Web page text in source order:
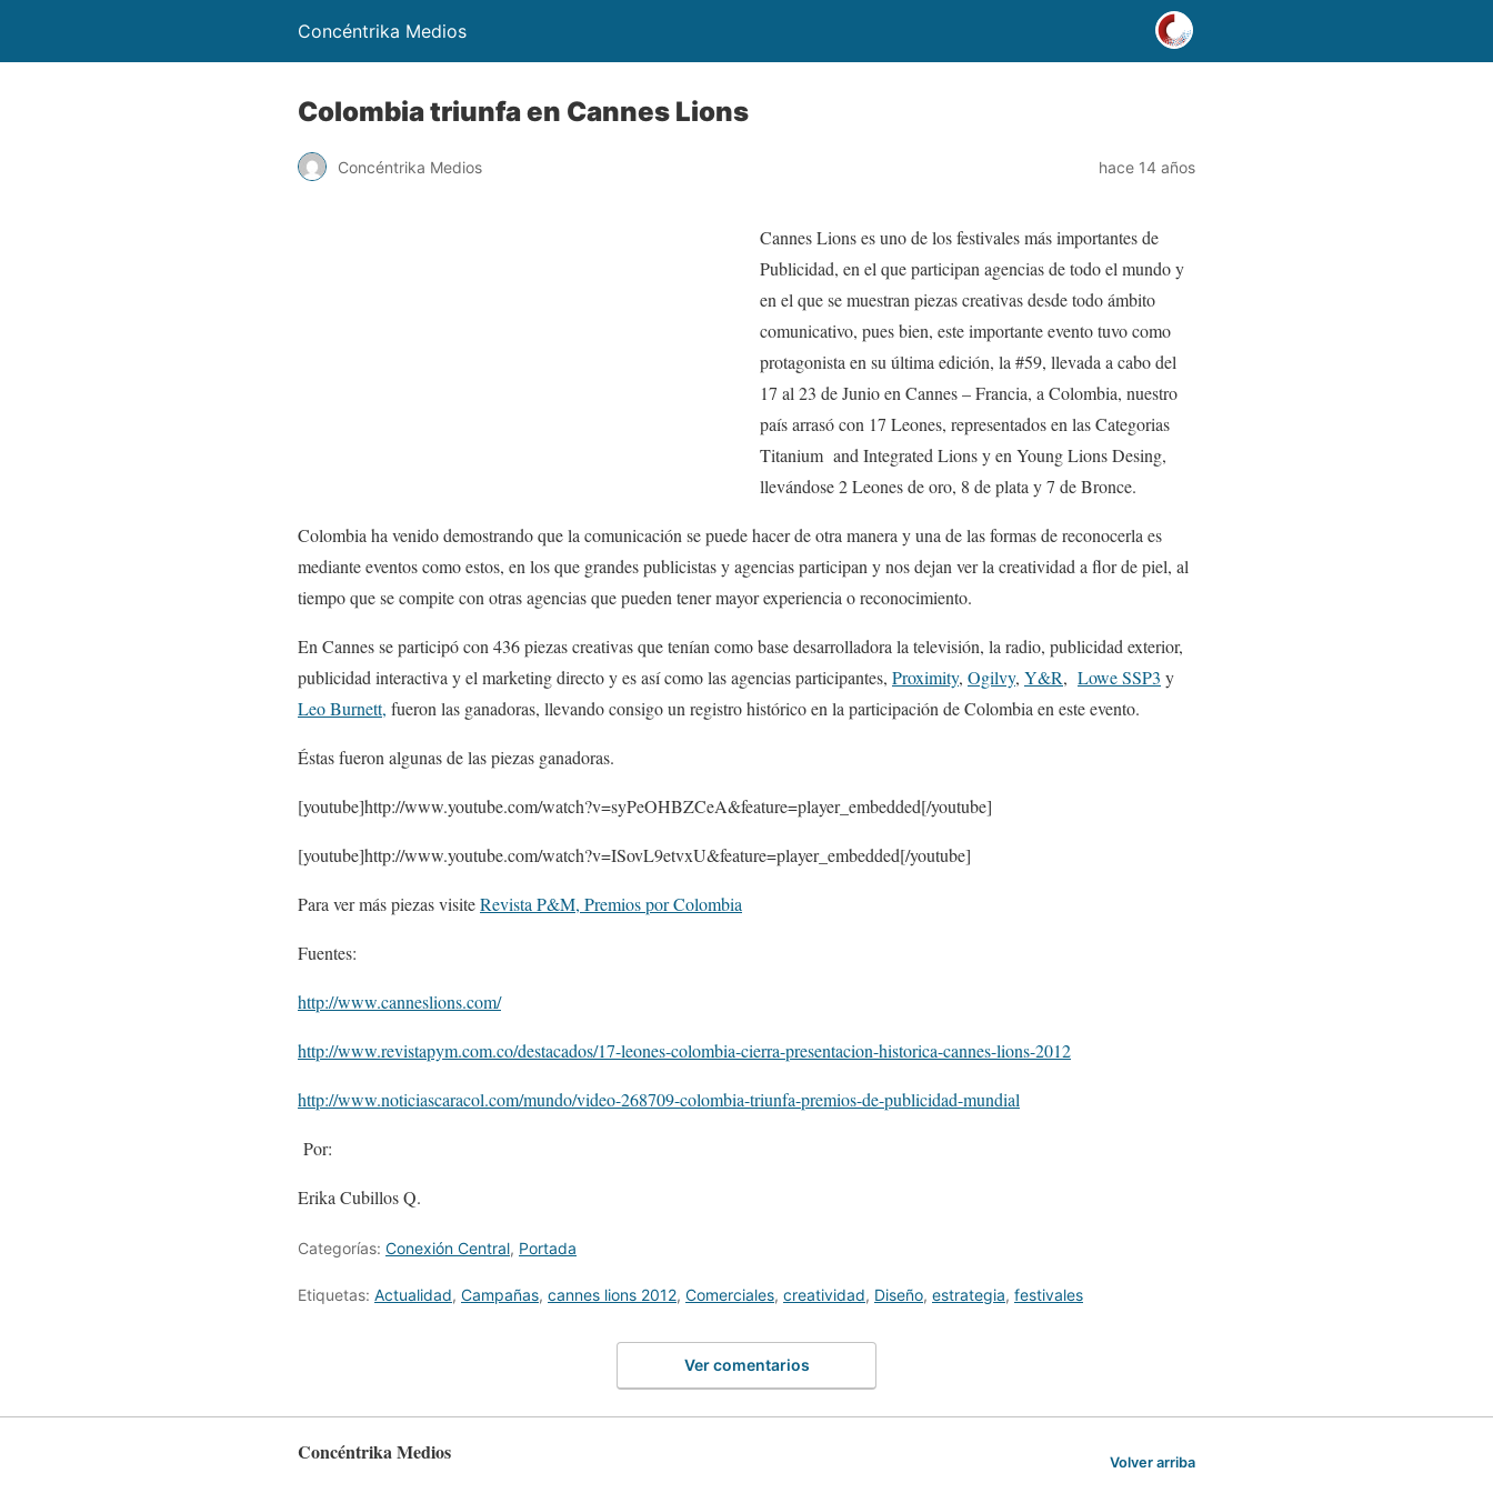
Concéntrika Medios
Colombia triunfa en Cannes Lions
Concéntrika Medios hace 14 años
Cannes Lions es uno de los festivales más importantes de
Publicidad, en el que participan agencias de todo el mundo y
en el que se muestran piezas creativas desde todo ámbito
comunicativo, pues bien, este importante evento tuvo como
protagonista en su última edición, la #59, llevada a cabo del
17 al 23 de Junio en Cannes – Francia, a Colombia, nuestro
país arrasó con 17 Leones, representados en las Categorias
Titanium and Integrated Lions y en Young Lions Desing,
llevándose 2 Leones de oro, 8 de plata y 7 de Bronce.
Colombia ha venido demostrando que la comunicación se puede hacer de otra manera y una de las formas de reconocerla es
mediante eventos como estos, en los que grandes publicistas y agencias participan y nos dejan ver la creatividad a flor de piel, al
tiempo que se compite con otras agencias que pueden tener mayor experiencia o reconocimiento.
En Cannes se participó con 436 piezas creativas que tenían como base desarrolladora la televisión, la radio, publicidad exterior,
publicidad interactiva y el marketing directo y es así como las agencias participantes, Proximity, Ogilvy, Y&R, Lowe SSP3 y
Leo Burnett, fueron las ganadoras, llevando consigo un registro histórico en la participación de Colombia en este evento.
Éstas fueron algunas de las piezas ganadoras.
[youtube]http://www.youtube.com/watch?v=syPeOHBZCeA&feature=player_embedded[/youtube]
[youtube]http://www.youtube.com/watch?v=ISovL9etvxU&feature=player_embedded[/youtube]
Para ver más piezas visiteRevista P&M, Premios por Colombia
Fuentes:
http://www.canneslions.com/
http://www.revistapym.com.co/destacados/17-leones-colombia-cierra-presentacion-historica-cannes-lions-2012
http://www.noticiascaracol.com/mundo/video-268709-colombia-triunfa-premios-de-publicidad-mundial
Por:
Erika Cubillos Q.
Categorías: Conexión Central, Portada
Etiquetas: Actualidad, Campañas, cannes lions 2012, Comerciales, creatividad, Diseño, estrategia, festivales
Ver comentarios
Concéntrika Medios Volver arriba